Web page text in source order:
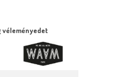
véleményedet